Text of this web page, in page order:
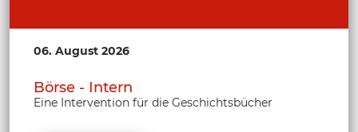
06. August 2026
Börse - Intern
Eine Intervention für die Geschichtsbücher